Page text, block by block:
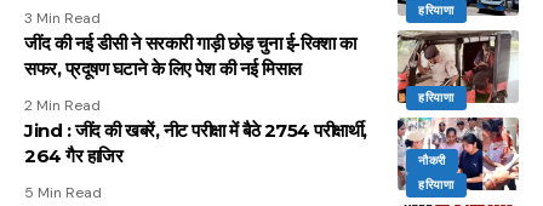
हरियाणा
3 Min Read
हरियाणा
जींद की नई डीसी ने सरकारी गाड़ी छोड़ चुना ई-रिक्शा का
सफर, प्रदूषण घटाने के लिए पेश की नई मिसाल
2 Min Read
नौकरी
हरियाणा
Jind : जींद की खबरें, नीट परीक्षा में बैठे 2754 परीक्षार्थी,
264 गैर हाजिर
5 Min Read